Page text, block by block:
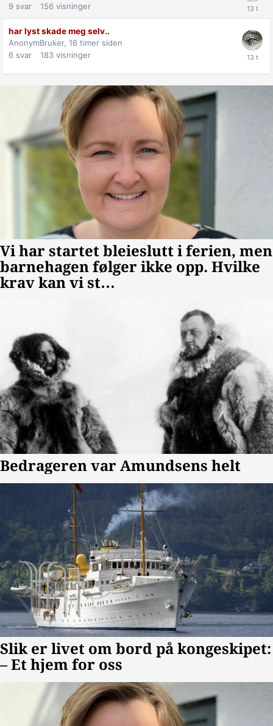
9 svar 156 visninger
har lyst skade meg selv..
AnonymBruker, 16 timer siden
6 svar 183 visninger